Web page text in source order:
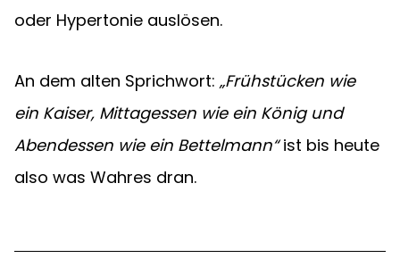
oder Hypertonie auslösen.
An dem alten Sprichwort: „Frühstücken wie
ein Kaiser, Mittagessen wie ein König und
Abendessen wie ein Bettelmann“ ist bis heute
also was Wahres dran.